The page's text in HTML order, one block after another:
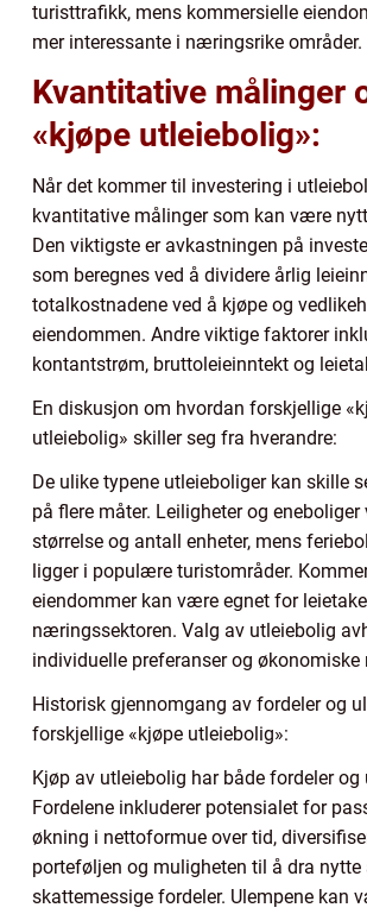
turisttrafikk, mens kommersielle
mer interessante i næringsrike områder.
Kvantitative målinger
«kjøpe utleiebolig»:
Når det kommer til investering i
kvantitative målinger som kan være
Den viktigste er avkastningen på
som beregnes ved å dividere årlig
totalkostnadene ved å kjøpe og
eiendommen. Andre viktige faktorer
kontantstrøm, bruttoleieinntekt og
En diskusjon om hvordan forskjellige
utleiebolig» skiller seg fra hverandre:
De ulike typene utleieboliger kan skille
på flere måter. Leiligheter og eneboliger
størrelse og antall enheter, mens
ligger i populære turistområder.
eiendommer kan være egnet for
næringssektoren. Valg av utleiebolig
individuelle preferanser og økonomiske
Historisk gjennomgang av fordeler og
forskjellige «kjøpe utleiebolig»:
Kjøp av utleiebolig har både fordeler og
Fordelene inkluderer potensialet for
økning i nettoformue over tid,
porteføljen og muligheten til å dra nytte
skattemessige fordeler. Ulempene kan